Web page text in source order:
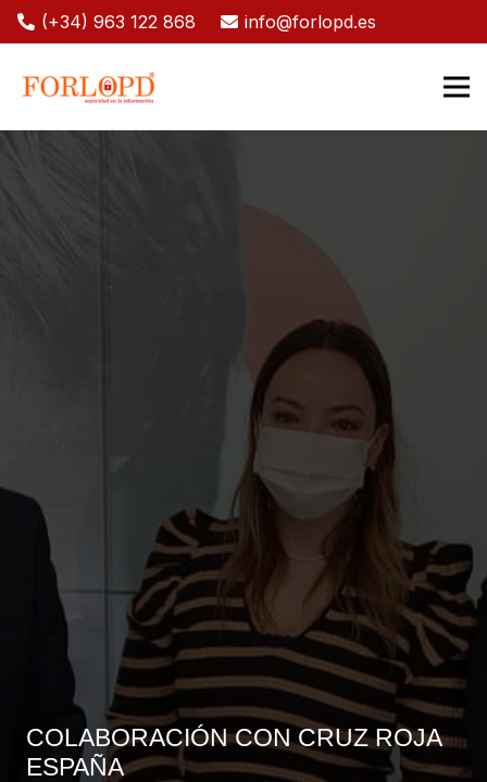
(+34) 963 122 868 info@forlopd.es
COLABORACIÓN CON CRUZ ROJA
ESPAÑA